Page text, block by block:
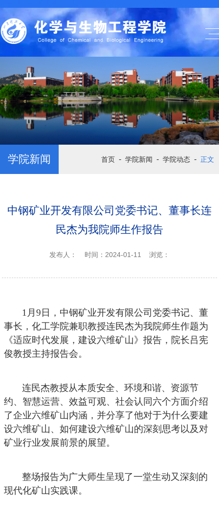
学院新闻 首页 - 学院新闻 - 学院动态 - 正文
中钢矿业开发有限公司党委书记、董事长连
民杰为我院师生作报告
发布人： 时间：2024-01-11 浏览：
1月9 日，中钢矿业开发有限公司党委书记、董
事长，化工学院兼职教授连民杰为我院师生作题为
《适应时代发展 ，建设六维矿山》报告，院长吕宪
俊教授主持报告会。
连民杰教授从本质安全、环境和谐、资源节
约、智慧运营、效益可观、社会认同六个方面介绍
了企业六维矿山内涵 ， 并分享了他对于为什么要建
设六维矿山、如何建设六维矿山的深刻思考以及对
矿业行业发展前景的展望。
整场报告为广大师生呈现了一堂生动又深刻的
现代化矿山实践课。